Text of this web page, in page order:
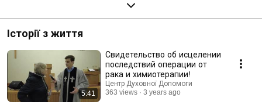
Історії з життя
5:41
Свидетельство об исцелении
последствий операции от
рака и химиотерапии!
Центр Духовної Допомоги
363 views
3 years ago